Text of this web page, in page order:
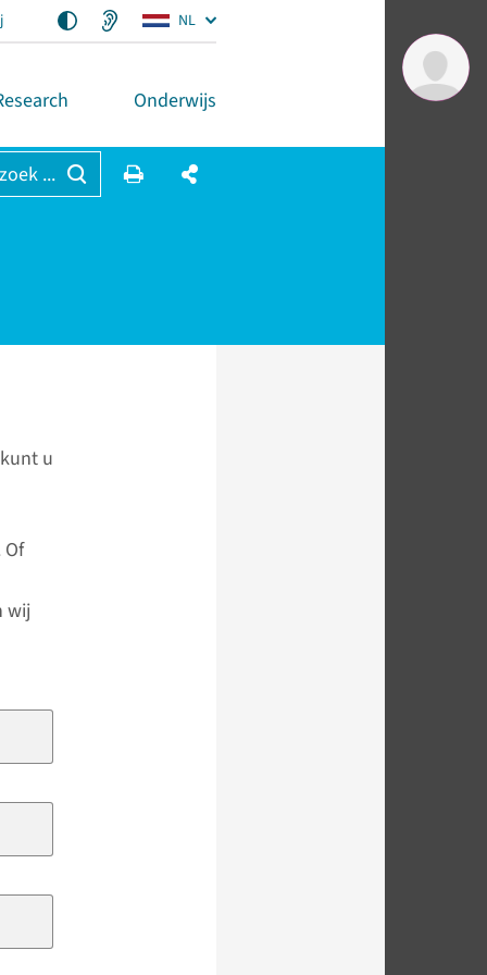
NL
Onderwijs
...
u
wij